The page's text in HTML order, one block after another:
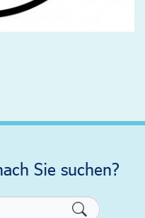
Sie suchen?